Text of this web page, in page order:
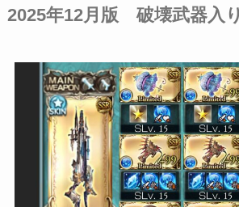
2025年12月版 破壊武器入